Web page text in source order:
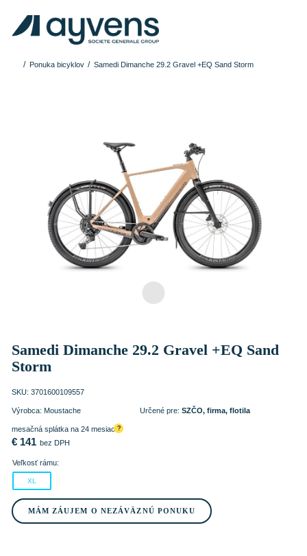
Ponuka bicyklov Samedi Dimanche 29.2 Gravel +EQ Sand Storm
Samedi Dimanche 29.2 Gravel +EQ Sand
Storm
SKU: 3701600109557
Výrobca: Moustache Určené pre: SZČO, firma, flotila
?
mesačná splátka na 24 mesiacov
€141 bez DPH
Veľkosť rámu:
XL
MÁM ZÁUJEM O NEZÁVÄZNÚ PONUKU